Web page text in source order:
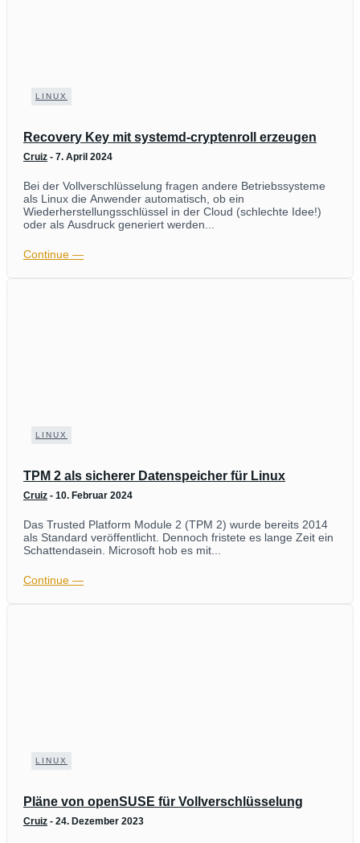
LINUX
Recovery Key mit systemd-cryptenroll erzeugen
Cruiz - 7. April 2024
Bei der Vollverschlüsselung fragen andere Betriebssysteme
als Linux die Anwender automatisch, ob ein
Wiederherstellungsschlüssel in der Cloud (schlechte Idee!)
oder als Ausdruck generiert werden...
Continue ―
LINUX
TPM 2 als sicherer Datenspeicher für Linux
Cruiz - 10. Februar 2024
Das Trusted Platform Module 2 (TPM 2) wurde bereits 2014
als Standard veröffentlicht. Dennoch fristete es lange Zeit ein
Schattendasein. Microsoft hob es mit...
Continue ―
LINUX
Pläne von openSUSE für Vollverschlüsselung
Cruiz - 24. Dezember 2023